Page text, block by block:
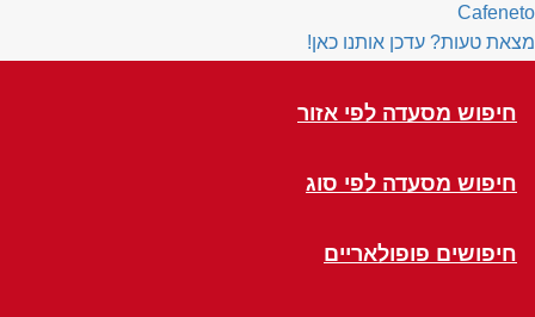
Cafeneto
מצאת טעות? עדכן אותנו כאן!
חיפוש מסעדה לפי אזור
חיפוש מסעדה לפי סוג
חיפושים פופולאריים